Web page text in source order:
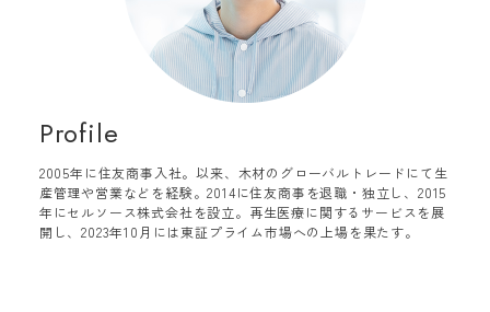
Profile
2005年に住友商事入社。以来、木材のグローバルトレードにて生
産管理や営業などを経験。2014に住友商事を退職・独立し、2015
年にセルソース株式会社を設立。再生医療に関するサービスを展
開し、2023年10月には東証プライム市場への上場を果たす。